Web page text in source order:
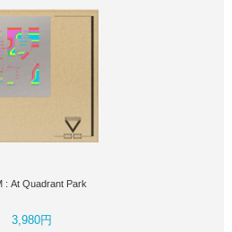
: At Quadrant Park
3,980円